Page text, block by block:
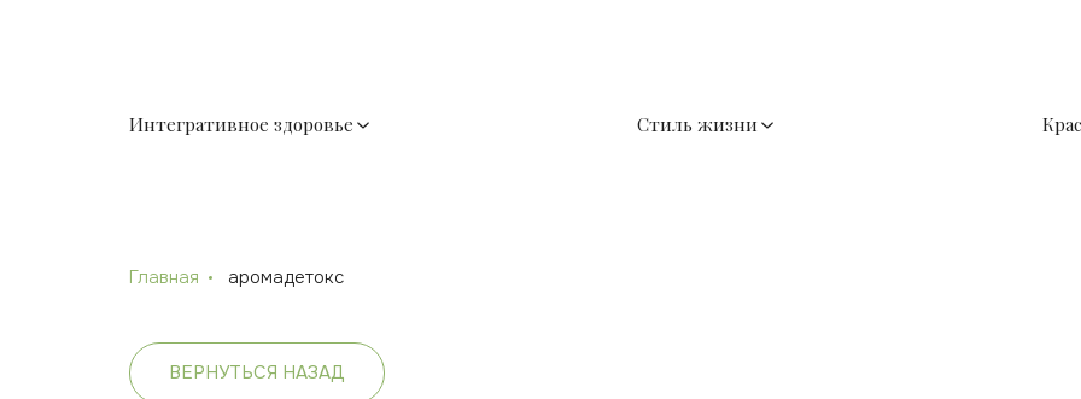
Интегративное здоровье Стиль жизни
Главная аромадетокс
ВЕРНУТЬСЯ НАЗАД